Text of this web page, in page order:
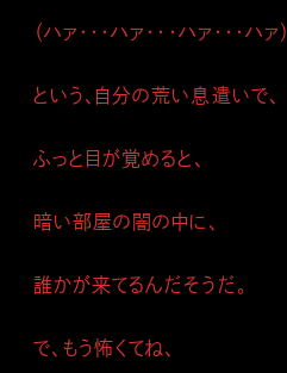
（ハァ・・・ハァ・・・ハァ・・・ハァ）
という、自分の荒い息遣いで、
ふっと目が覚めると、
暗い部屋の闇の中に、
誰かが来てるんだそうだ。
で、もう怖くてね、